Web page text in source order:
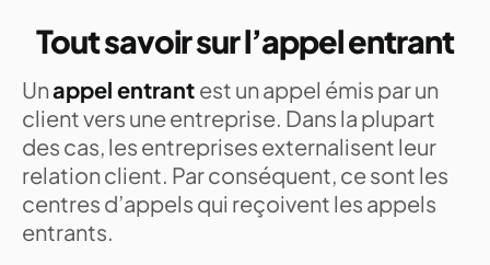
Tout savoir sur l’appel entrant
Unappel entrant est un appel émis par un
client vers une entreprise. Dans la plupart
des cas, les entreprises externalisent leur
relation client. Par conséquent, ce sont les
centres d’appels qui reçoivent les appels
entrants.